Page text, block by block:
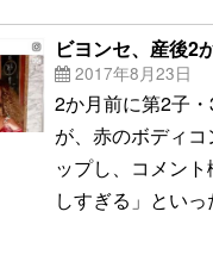
ビヨンセ、産後2
2017年8月23日
2か月前に第2子
が、赤のボディ
ップし、コメン
しすぎる」とい